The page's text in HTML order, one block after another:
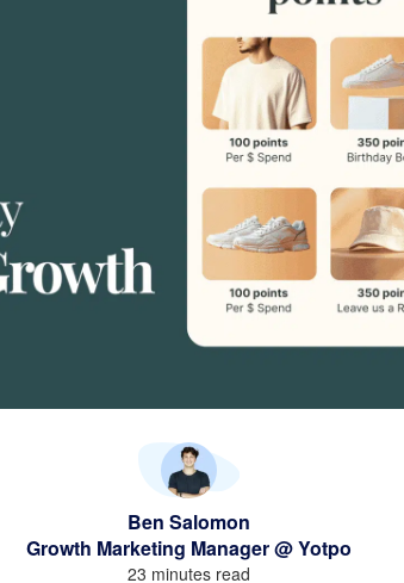
Ben Salomon
Growth Marketing Manager @ Yotpo
23 minutes read